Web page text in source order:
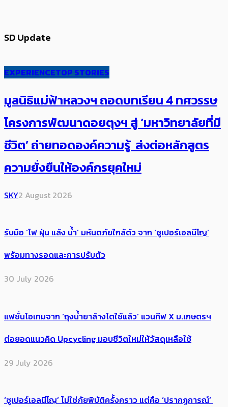
SD Update
EXPERIENCETOP STORIES
มูลนิธิแม่ฟ้าหลวงฯ ถอดบทเรียน 4 ทศวรรษ
โครงการพัฒนาดอยตุงฯ สู่ ‘มหาวิทยาลัยที่มี
ชีวิต’ ถ่ายทอดองค์ความรู้ ส่งต่อหลักสูตร
ความยั่งยืนให้องค์กรยุคใหม่
SKY2 August 2026
รับมือ ‘ไฟ ฝุ่น แล้ง น้ำ’ มหันตภัยใกล้ตัว จาก ‘ซูเปอร์เอลนีโญ’
พร้อมทางรอดและการปรับตัว
30 July 2026
แฟชั่นไอเทมจาก ‘ถุงน้ำยาล้างไตใช้แล้ว’ แวนทีฟ X ม.เกษตรฯ
ต่อยอดแนวคิด Upcycling มอบชีวิตใหม่ให้วัสดุเหลือใช้
29 July 2026
‘ซูเปอร์เอลนีโญ’ ไม่ใช่ภัยพิบัติครั้งคราว แต่คือ ‘ปรากฏการณ์’ ​